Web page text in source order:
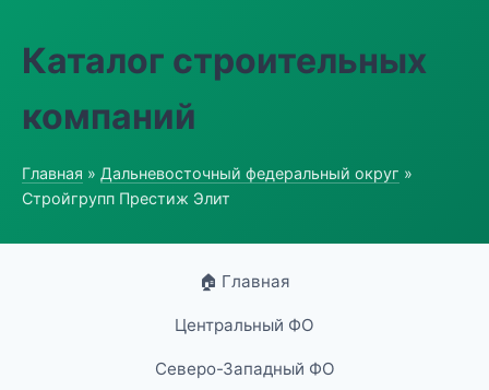
Каталог строительных
компаний
Главная » Дальневосточный федеральный округ »
Стройгрупп Престиж Элит
🏠 Главная
Центральный ФО
Северо-Западный ФО